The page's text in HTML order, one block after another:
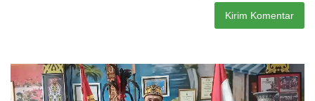
Pemutar
Video